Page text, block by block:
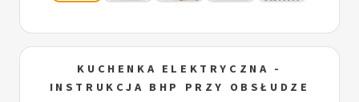
KUCHENKA ELEKTRYCZNA -
INSTRUKCJA BHP PRZY OBSŁUDZE